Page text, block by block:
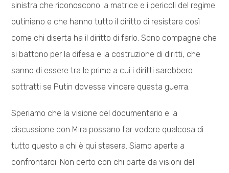
sinistra che riconoscono la matrice e i pericoli del regime
putiniano e che hanno tutto il diritto di resistere così
come chi diserta ha il diritto di farlo. Sono compagne che
si battono per la difesa e la costruzione di diritti, che
sanno di essere tra le prime a cui i diritti sarebbero
sottratti se Putin dovesse vincere questa guerra.
Speriamo che la visione del documentario e la
discussione con Mira possano far vedere qualcosa di
tutto questo a chi è qui stasera. Siamo aperte a
confrontarci. Non certo con chi parte da visioni del